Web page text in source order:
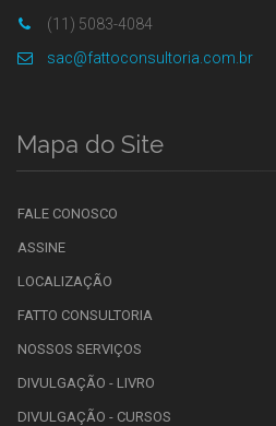
(11) 5083-4084
sac@fattoconsultoria.com.br
Mapa do Site
FALE CONOSCO
ASSINE
LOCALIZAÇÃO
FATTO CONSULTORIA
NOSSOS SERVIÇOS
DIVULGAÇÃO - LIVRO
DIVULGAÇÃO - CURSOS